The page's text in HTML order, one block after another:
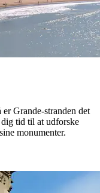
Grande-stranden det
tid til at udforske
monumenter.